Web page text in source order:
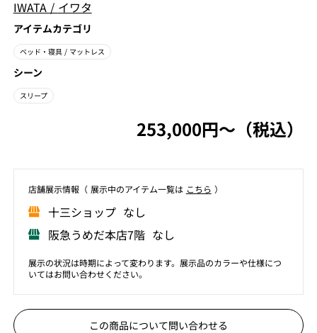
IWATA / イワタ
アイテムカテゴリ
ベッド・寝具 / マットレス
シーン
スリープ
253,000円〜（税込）
店舗展⽰情報（ 展⽰中のアイテム⼀覧は こちら ）
⼗三ショップ なし
阪急うめだ本店7階 なし
展示の状況は時期によって変わります。展示品のカラーや仕様につ
いてはお問い合わせください。
この商品について問い合わせる